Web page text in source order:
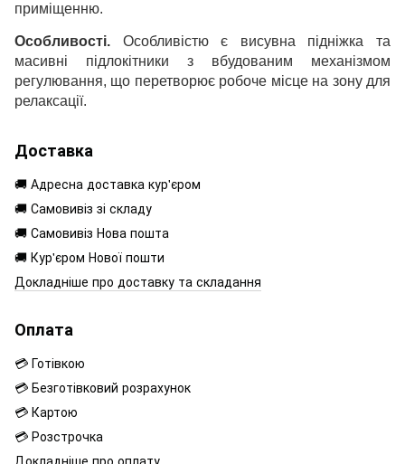
приміщенню.
Особливості. Особливістю є висувна підніжка та
масивні підлокітники з вбудованим механізмом
регулювання, що перетворює робоче місце на зону для
релаксації.
Доставка
🚚 Адресна доставка кур'єром
🚚 Самовивіз зі складу
🚚 Самовивіз Нова пошта
🚚 Кур'єром Нової пошти
Докладніше про доставку та складання
Оплата
💳 Готівкою
💳 Безготівковий розрахунок
💳 Картою
💳 Розстрочка
Докладніше про оплату